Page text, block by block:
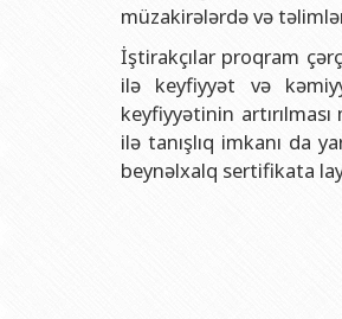
Rektorlarımız
BDU-nun məzunları
Fəxri doktorlarımız
BDU-da təhsil
BDU-da tədris olunan
müzakirələrdə və
İştirakçılar proqram
ilə keyfiyyət və
keyfiyyətinin
ilə tanışlıq imkanı da
beynəlxalq sertifikata